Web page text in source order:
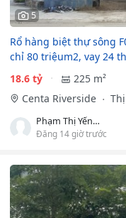
5
Rổ hàng biệt thự sông
chỉ 80 triệum2, vay 24
18.6 tỷ
225 m²
Centa Riverside
Phạm Thị Yến Nhi
Đăng 14 giờ trước